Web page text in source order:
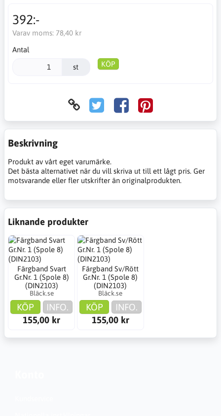
392:-
Varav moms: 78,40 kr
Antal
st KÖP
Beskrivning
Produkt av vårt eget varumärke.
Det bästa alternativet när du vill skriva ut till ett lågt pris. Ger
motsvarande eller fler utskrifter än originalprodukten.
Liknande produkter
Färgband Svart
Gr.Nr. 1 (Spole 8)
(DIN2103)
Bläck.se
KÖP
INFO.
155,00 kr
Färgband Sv/Rött
Gr.Nr. 1 (Spole 8)
(DIN2103)
Bläck.se
KÖP
INFO.
155,00 kr